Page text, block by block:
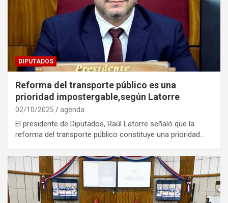
DIPUTADOS
Reforma del transporte público es una
prioridad impostergable,según Latorre
02/10/2025 agenda
El presidente de Diputados, Raúl Latorre señaló que la
reforma del transporte público constituye una prioridad…